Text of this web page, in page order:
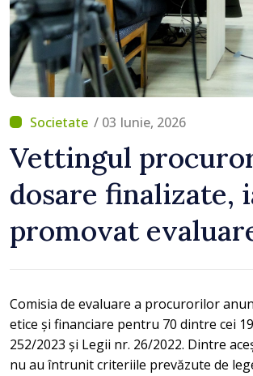
/ 03 Iunie, 2026
Vettingul
dosare finalizate,
promovat
Comisia de evaluare a procurorilor
etice și financiare pentru 70 dintre cei
252/2023 și Legii nr. 26/2022. Dintre
nu au întrunit criteriile prevăzute de